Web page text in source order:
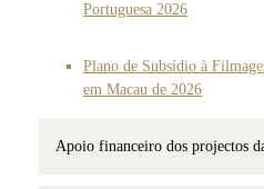
Portuguesa 2026
Plano de Subsídio à
em Macau de 2026
Apoio financeiro dos projectos